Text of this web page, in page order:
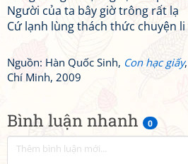
Bình luận nhanh 0
Người của ta bây giờ trông rất lạ
Cứ lạnh lùng thách thức chuyện li
Nguồn: Hàn Quốc Sinh, Con hạc giấy
Chí Minh, 2009